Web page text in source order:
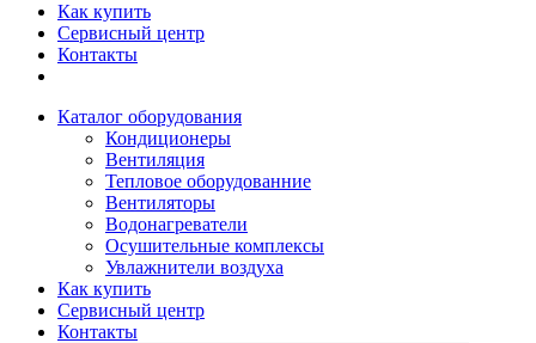
Как купить
Сервисный центр
Контакты
Каталог оборудования
Кондиционеры
Вентиляция
Тепловое оборудованние
Вентиляторы
Водонагреватели
Осушительные комплексы
Увлажнители воздуха
Как купить
Сервисный центр
Контакты